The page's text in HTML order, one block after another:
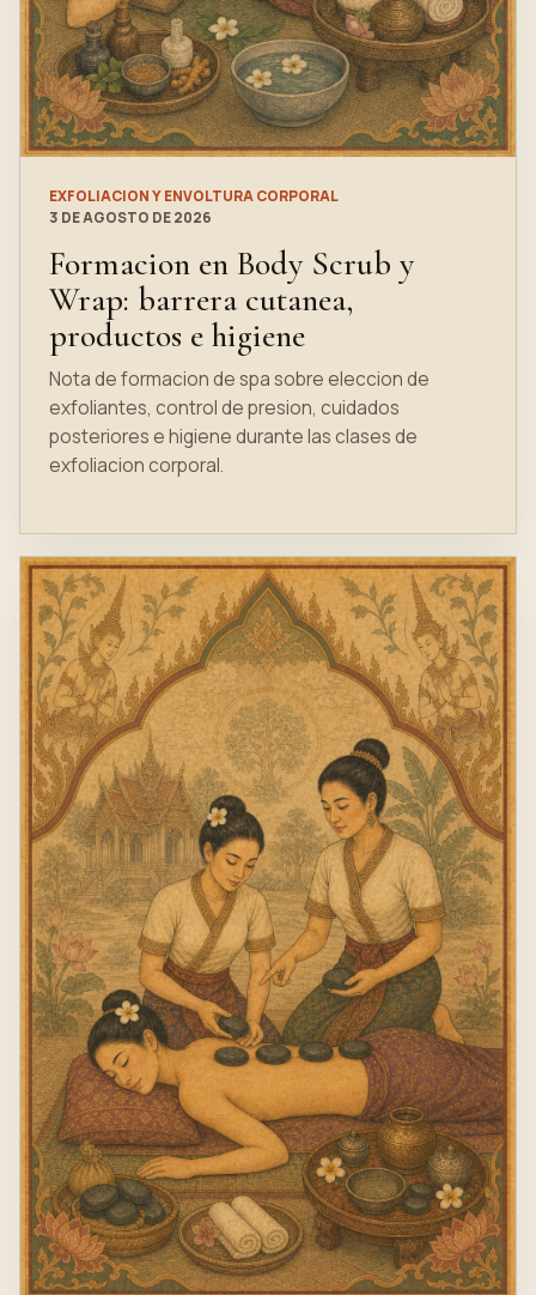
EXFOLIACION Y ENVOLTURA CORPORAL
3 DE AGOSTO DE 2026
Formacion en Body Scrub y
Wrap: barrera cutanea,
productos e higiene
Nota de formacion de spa sobre eleccion de
exfoliantes, control de presion, cuidados
posteriores e higiene durante las clases de
exfoliacion corporal.